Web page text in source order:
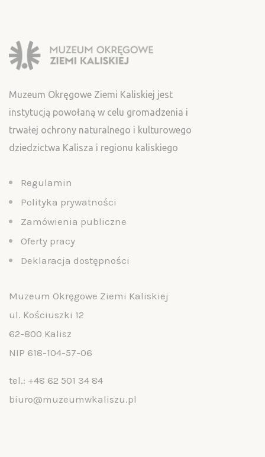
Muzeum Okręgowe Ziemi Kaliskiej jest
instytucją powołaną w celu gromadzenia i
trwałej ochrony naturalnego i kulturowego
dziedzictwa Kalisza i regionu kaliskiego
Regulamin
Polityka prywatności
Zamówienia publiczne
Oferty pracy
Deklaracja dostępności
Muzeum Okręgowe Ziemi Kaliskiej
ul. Kościuszki 12
62-800 Kalisz
NIP 618-104-57-06
tel.: +48 62 501 34 84
biuro@muzeumwkaliszu.pl